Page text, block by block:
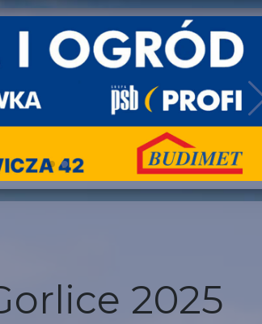
2025